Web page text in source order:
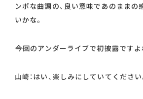
ンポな曲調の、良い意味であのままの
いかな。
――今回のアンダーライブで初披露ですよ
山崎：はい、楽しみにしていてください